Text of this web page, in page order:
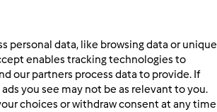
para:
Ordenar por:
Relevância
personal data, like browsing data or unique
enables tracking technologies to
our partners process data to provide. If
you see may not be as relevant to you.
choices or withdraw consent at any time